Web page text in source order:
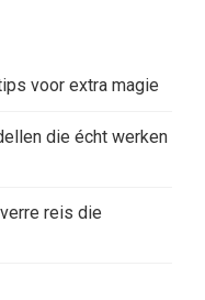
voor extra magie
die écht werken
reis die